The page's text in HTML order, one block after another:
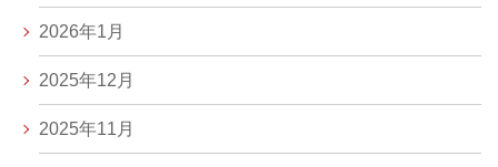
2026年1月
2025年12月
2025年11月